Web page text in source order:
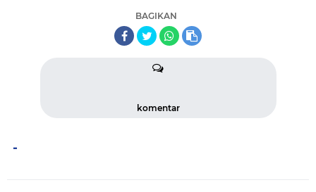
BAGIKAN
komentar
-